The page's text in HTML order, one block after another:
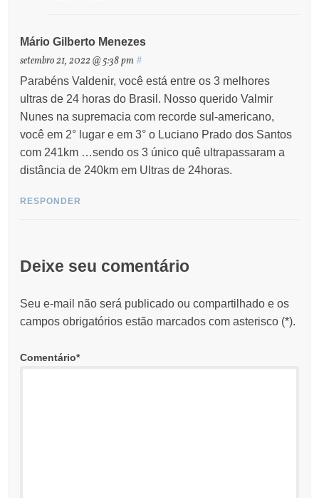
Mário Gilberto Menezes
setembro 21, 2022 @ 5:38 pm #
Parabéns Valdenir, você está entre os 3 melhores
ultras de 24 horas do Brasil. Nosso querido Valmir
Nunes na supremacia com recorde sul-americano,
você em 2° lugar e em 3° o Luciano Prado dos Santos
com 241km …sendo os 3 único quê ultrapassaram a
distância de 240km em Ultras de 24horas.
RESPONDER
Deixe seu comentário
Seu e-mail não será publicado ou compartilhado e os
campos obrigatórios estão marcados com asterisco (*).
Comentário*